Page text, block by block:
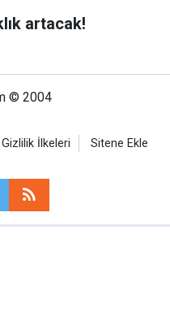
artacak!
© 2004
Gizlilik İlkeleri Sitene Ekle